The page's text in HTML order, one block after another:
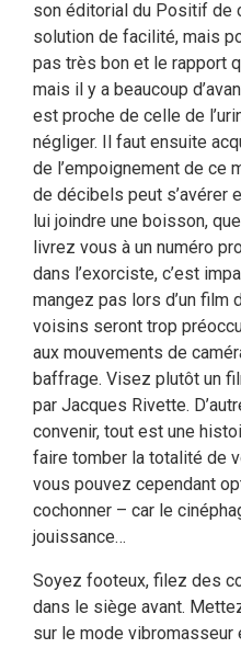
son éditorial du Positif de
solution de facilité, mais
pas très bon et le rapport
mais il y a beaucoup
est proche de celle de
négliger. Il faut ensuite
de l’empoignement de ce
de décibels peut s’avérer
lui joindre une boisson,
livrez vous à un numéro
dans l’exorciste, c’est
mangez pas lors d’un film
voisins seront trop
aux mouvements de
baffrage. Visez plutôt un
par Jacques Rivette.
convenir, tout est une
faire tomber la totalité de
vous pouvez cependant
cochonner – car le
jouissance…
Soyez footeux, filez des
dans le siège avant.
sur le mode